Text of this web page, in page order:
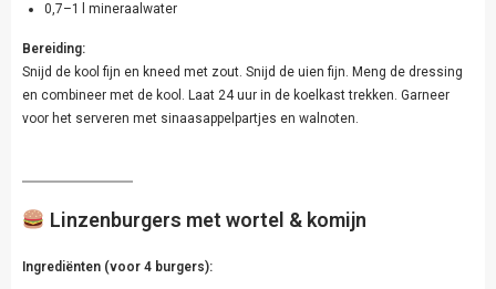
0,7–1 l mineraalwater
Bereiding:
Snijd de kool fijn en kneed met zout. Snijd de uien fijn. Meng de dressing
en combineer met de kool. Laat 24 uur in de koelkast trekken. Garneer
voor het serveren met sinaasappelpartjes en walnoten.
Linzenburgers met wortel & komijn
Ingrediënten (voor 4 burgers):